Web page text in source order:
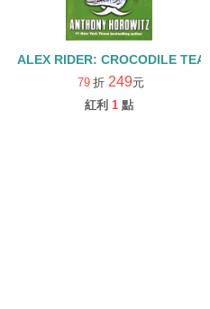
ALEX RIDER: CROCODILE
79 折 249元
紅利 1 點